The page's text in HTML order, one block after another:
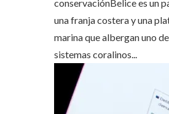
conservaciónBelice es un
una franja costera y una
marina que albergan uno
sistemas coralinos...